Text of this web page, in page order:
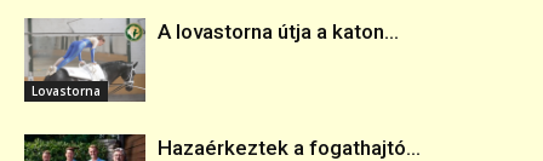
Lovastorna
A lovastorna útja a katon...
Hazaérkeztek a fogathajtó...